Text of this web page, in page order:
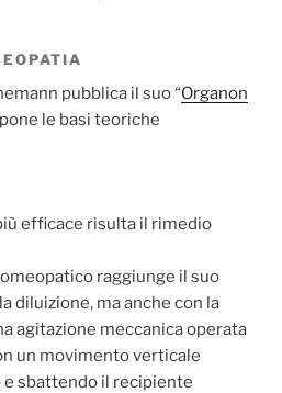
pubblica il suo “Organon
le basi teoriche
efficace risulta il rimedio
raggiunge il suo
diluizione, ma anche con la
agitazione meccanica operata
un movimento verticale
e sbattendo il recipiente